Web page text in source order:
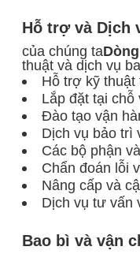
Hỗ trợ và Dịch
của chúng ta
thuật và dịch vụ
Hỗ trợ kỹ
Lắp đặt tại
Đào tạo vận
Dịch vụ bảo trì
Các bộ phận
Chẩn đoán lỗi
Nâng cấp và
Dịch vụ tư vấn
Bao bì và vận